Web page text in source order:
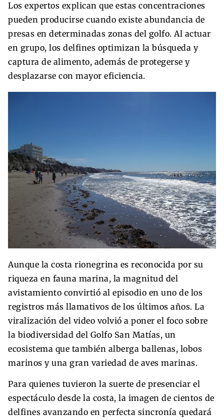
Los expertos explican que estas concentraciones
pueden producirse cuando existe abundancia de
presas en determinadas zonas del golfo. Al actuar
en grupo, los delfines optimizan la búsqueda y
captura de alimento, además de protegerse y
desplazarse con mayor eficiencia.
Aunque la costa rionegrina es reconocida por su
riqueza en fauna marina, la magnitud del
avistamiento convirtió al episodio en uno de los
registros más llamativos de los últimos años. La
viralización del video volvió a poner el foco sobre
la biodiversidad del Golfo San Matías, un
ecosistema que también alberga ballenas, lobos
marinos y una gran variedad de aves marinas.
Para quienes tuvieron la suerte de presenciar el
espectáculo desde la costa, la imagen de cientos de
delfines avanzando en perfecta sincronía quedará